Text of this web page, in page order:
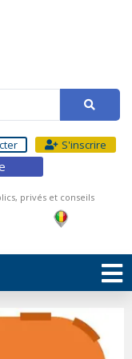
S'inscrire
privés et conseils